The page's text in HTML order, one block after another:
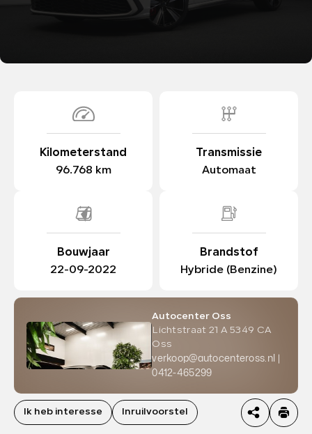
WERKPLAATS
Kilometerstand
96.768 km
Transmissie
Automaat
Bouwjaar
22-09-2022
Brandstof
Hybride (Benzine)
Autocenter Oss
Lichtstraat 21 A 5349 CA
Oss
verkoop@autocenteross.nl
0412-465299
Ik heb interesse Inruilvoorstel